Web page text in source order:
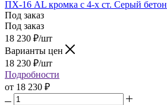
ПХ-16 AL кромка с 4-х ст. Серый бетон
Под заказ
Под заказ
18 230 ₽/шт
Варианты цен
18 230 ₽/шт
Подробности
от 18 230 ₽